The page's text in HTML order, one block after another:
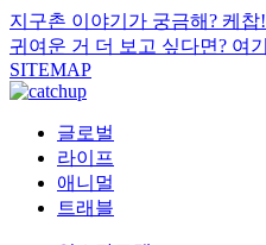
지구촌 이야기가 궁금해? 케
귀여운 거 더 보고 싶다면? 여
SITEMAP
글로벌
라이프
애니멀
트래블